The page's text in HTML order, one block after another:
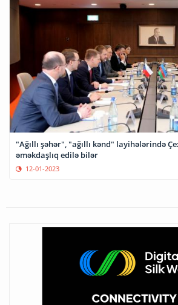
"Ağıllı şəhər", "ağıllı kənd" layihələrində
əməkdaşlıq edilə bilər
12-01-2023